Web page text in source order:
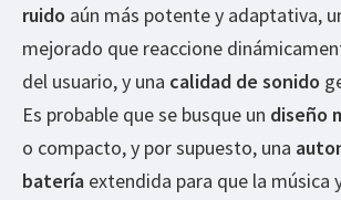
ruido aún más potente y adaptativa,
mejorado que reaccione
del usuario, y una calidad de sonido
Es probable que se busque un diseño
o compacto, y por supuesto, una
batería extendida para que la música